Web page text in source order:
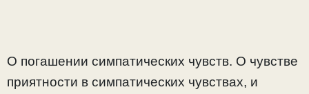
О погашении симпатических чувств. О чувстве
приятности в симпатических чувствах, и